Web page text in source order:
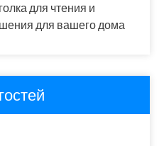
для чтения и
для вашего дома